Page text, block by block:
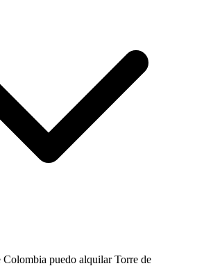
Colombia puedo alquilar Torre de